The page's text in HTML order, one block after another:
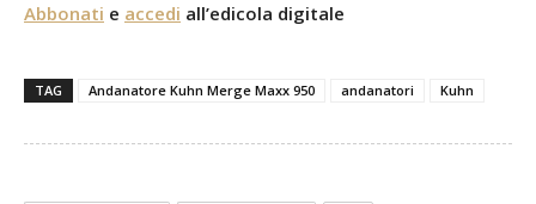
Abbonati e accedi all’edicola digitale
TAG Andanatore Kuhn Merge Maxx 950 andanatori Kuhn